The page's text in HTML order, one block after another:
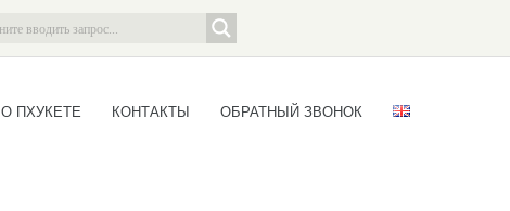
О ПХУКЕТЕ КОНТАКТЫ ОБРАТНЫЙ ЗВОНОК